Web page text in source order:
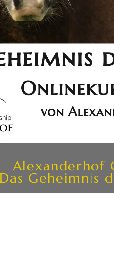
Alexanderhof
Das Geheimnis